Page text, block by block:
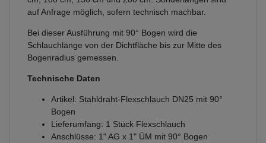
auf Anfrage möglich, sofern technisch machbar.
Bei dieser Ausführung mit 90° Bogen wird die
Schlauchlänge von der Dichtfläche bis zur Mitte des
Bogenradius gemessen.
Technische Daten
Artikel: Stahldraht-Flexschlauch DN25 mit 90°
Bogen
Lieferumfang: 1 Stück Flexschlauch
Anschlüsse: 1" AG x 1" ÜM mit 90° Bogen